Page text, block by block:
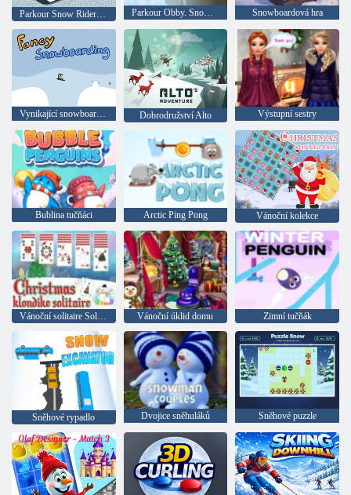
Parkour Obby. Snow Rider Snowboardová hra
Vynikající snowboarding Dobrodružství Alto Výstupní sestry
Bublina tučňáci Arctic Ping Pong Vánoční kolekce
Vánoční solitaire Solitaire Vánoční úklid domu Zimní tučňák
Sněhové rypadlo Dvojice sněhuláků Sněhové puzzle